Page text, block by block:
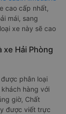
cao cấp nhất,
mái, sang
xe này sẽ cao
xe Hải Phòng
phân loại
hàng với
giờ, Chất
được viết trực